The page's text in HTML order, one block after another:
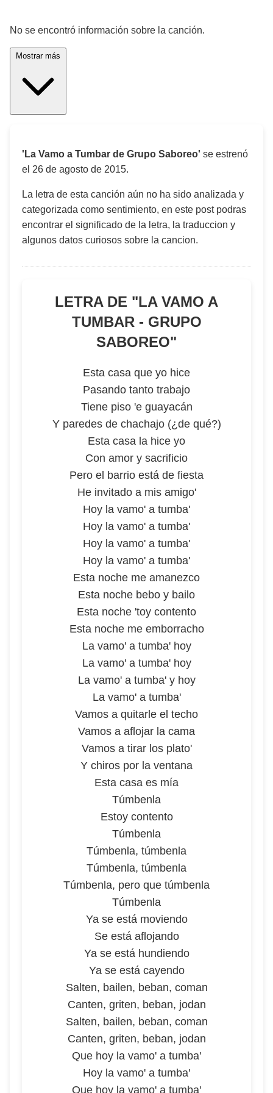
No se encontró información sobre la canción.
'La Vamo a Tumbar de Grupo Saboreo' se estrenó
el 26 de agosto de 2015.
La letra de esta canción aún no ha sido analizada y
categorizada como sentimiento, en este post podras
encontrar el significado de la letra, la traduccion y
algunos datos curiosos sobre la cancion.
LETRA DE "LA VAMO A
TUMBAR - GRUPO
SABOREO"
Esta casa que yo hice
Pasando tanto trabajo
Tiene piso 'e guayacán
Y paredes de chachajo (¿de qué?)
Esta casa la hice yo
Con amor y sacrificio
Pero el barrio está de fiesta
He invitado a mis amigo'
Hoy la vamo' a tumba'
Hoy la vamo' a tumba'
Hoy la vamo' a tumba'
Hoy la vamo' a tumba'
Esta noche me amanezco
Esta noche bebo y bailo
Esta noche 'toy contento
Esta noche me emborracho
La vamo' a tumba' hoy
La vamo' a tumba' hoy
La vamo' a tumba' y hoy
La vamo' a tumba'
Vamos a quitarle el techo
Vamos a aflojar la cama
Vamos a tirar los plato'
Y chiros por la ventana
Esta casa es mía
Túmbenla
Estoy contento
Túmbenla
Túmbenla, túmbenla
Túmbenla, túmbenla
Túmbenla, pero que túmbenla
Túmbenla
Ya se está moviendo
Se está aflojando
Ya se está hundiendo
Ya se está cayendo
Salten, bailen, beban, coman
Canten, griten, beban, jodan
Salten, bailen, beban, coman
Canten, griten, beban, jodan
Que hoy la vamo' a tumba'
Hoy la vamo' a tumba'
Que hoy la vamo' a tumba'